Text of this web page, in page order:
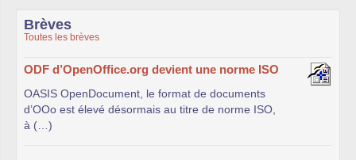
Brèves
Toutes les brèves
ODF d’OpenOffice.org devient une norme ISO
OASIS OpenDocument, le format de documents
d’OOo est élevé désormais au titre de norme ISO,
à (…)